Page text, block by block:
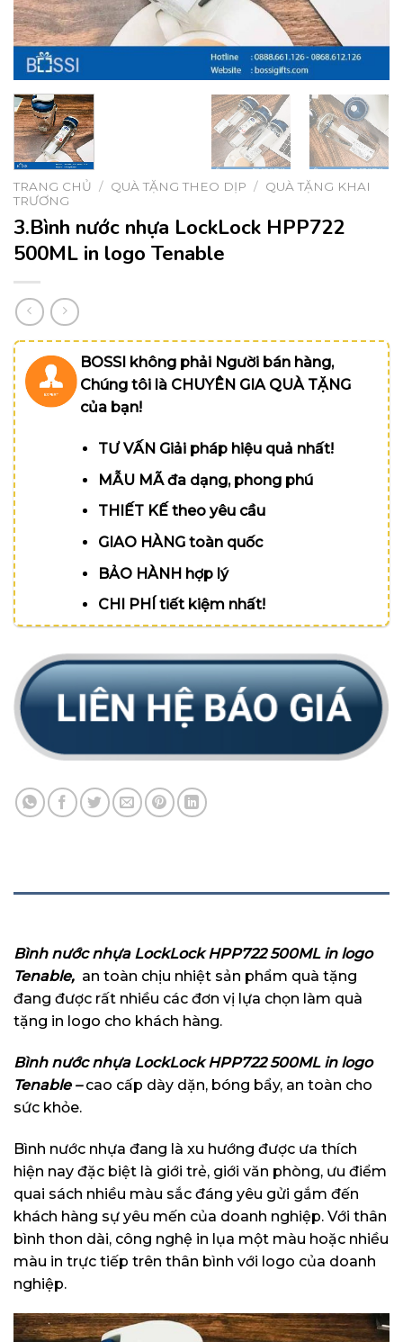
TRANG CHỦ / QUÀ TẶNG THEO DỊP / QUÀ TẶNG KHAI
TRƯƠNG
3.Bình nước nhựa LockLock HPP722
500ML in logo Tenable
BOSSI không phải Người bán hàng,
Chúng tôi là CHUYÊN GIA QUÀ TẶNG
của bạn!
TƯ VẤN Giải pháp hiệu quả nhất!
MẪU MÃ đa dạng, phong phú
THIẾT KẾ theo yêu cầu
GIAO HÀNG toàn quốc
BẢO HÀNH hợp lý
CHI PHÍ tiết kiệm nhất!
Bình nước nhựa LockLock HPP722 500ML in logo
Tenable, an toàn chịu nhiệt sản phẩm quà tặng
đang được rất nhiều các đơn vị lựa chọn làm quà
tặng in logo cho khách hàng.
Bình nước nhựa LockLock HPP722 500ML in logo
Tenable –cao cấp dày dặn, bóng bẩy, an toàn cho
sức khỏe.
Bình nước nhựa đang là xu hướng được ưa thích
hiện nay đặc biệt là giới trẻ, giới văn phòng, ưu điểm
quai sách nhiều màu sắc đáng yêu gửi gắm đến
khách hàng sự yêu mến của doanh nghiệp. Với thân
bình thon dài, công nghệ in lụa một màu hoặc nhiều
màu in trực tiếp trên thân bình với logo của doanh
nghiệp.